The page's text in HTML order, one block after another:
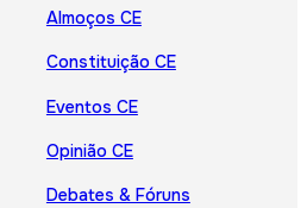
Almoços CE
Constituição CE
Eventos CE
Opinião CE
Debates & Fóruns